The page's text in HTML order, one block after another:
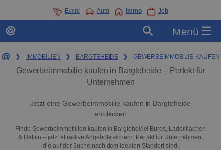
Event Auto Immo Job
Menü ☰
❯ IMMOBILIEN ❯ BARGTEHEIDE ❯ GEWERBEIMMOBILIE-KAUFEN
Gewerbeimmobilie kaufen in Bargteheide – Perfekt für
Unternehmen
Jetzt eine Gewerbeimmobilie kaufen in Bargteheide
entdecken
Finde Gewerbeimmobilien kaufen in Bargteheide! Büros, Ladenflächen
& Hallen – jetzt attraktive Angebote sichern. Perfekt für Unternehmen,
die auf der Suche nach dem idealen Standort sind.